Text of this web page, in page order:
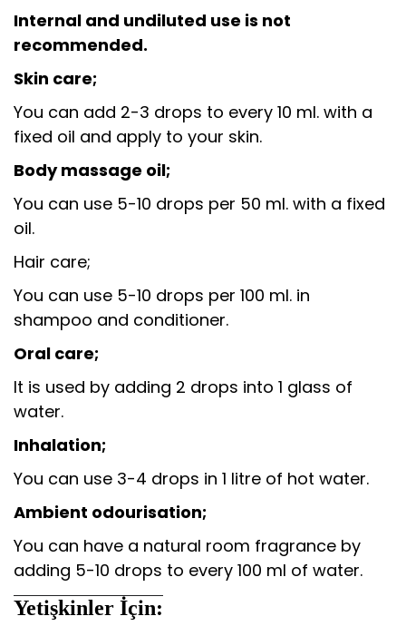
Internal and undiluted use is not
recommended.
Skin care;
You can add 2-3 drops to every 10 ml. with a
fixed oil and apply to your skin.
Body massage oil;
You can use 5-10 drops per 50 ml. with a fixed
oil.
Hair care;
You can use 5-10 drops per 100 ml. in
shampoo and conditioner.
Oral care;
It is used by adding 2 drops into 1 glass of
water.
Inhalation;
You can use 3-4 drops in 1 litre of hot water.
Ambient odourisation;
You can have a natural room fragrance by
adding 5-10 drops to every 100 ml of water.
Yetişkinler İçin: